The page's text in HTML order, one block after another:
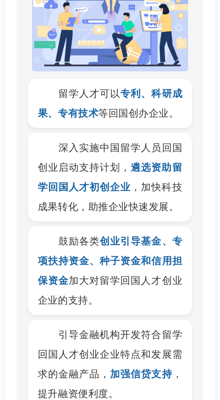
留学人才可以专利、科研成
果、专有技术等回国创办企业。
深入实施中国留学人员回国
创业启动支持计划，遴选资助留
学回国人才初创企业 ，加快科技
成果转化，助推企业快速发展。
鼓励各类创业引导基金、专
项扶持资金、种子资金和信用担
保资金加大对留学回国人才创业
企业的支持。
引导金融机构开发符合留学
回国人才创业企业特点和发展需
求的金融产品， 加强信贷支持，
提升融资便利度。